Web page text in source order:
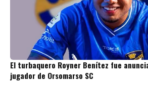
El turbaquero Royner Benítez fue
jugador de Orsomarso SC